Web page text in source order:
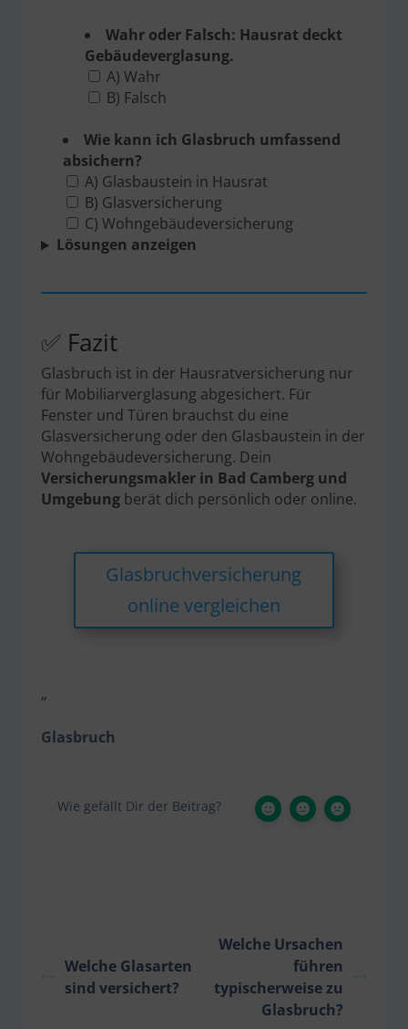
Wahr oder Falsch: Hausrat deckt
Gebäudeverglasung.
A) Wahr
B) Falsch
Wie kann ich Glasbruch umfassend
absichern?
A) Glasbaustein in Hausrat
B) Glasversicherung
C) Wohngebäudeversicherung
Lösungen anzeigen
✅ Fazit
Glasbruch ist in der Hausratversicherung nur
für Mobiliarverglasung abgesichert. Für
Fenster und Türen brauchst du eine
Glasversicherung oder den Glasbaustein in der
Wohngebäudeversicherung. Dein
Versicherungsmakler in Bad Camberg und
Umgebung berät dich persönlich oder online.
Glasbruchversicherung
online vergleichen
„
Glasbruch
Wie gefällt Dir der Beitrag?
Welche Glasarten
sind versichert?
Welche Ursachen
führen
typischerweise zu
Glasbruch?